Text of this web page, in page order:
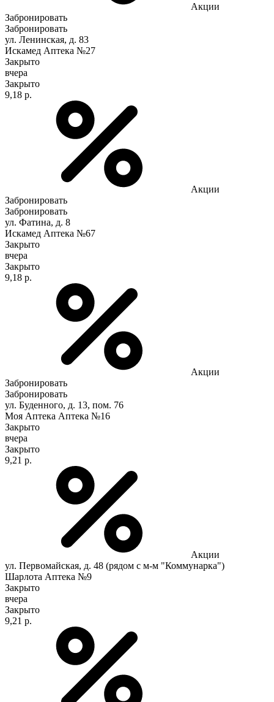
Акции
Забронировать
Забронировать
ул. Ленинская, д. 83
Искамед Аптека №27
Закрыто
вчера
Закрыто
9,18 р.
Акции
Забронировать
Забронировать
ул. Фатина, д. 8
Искамед Аптека №67
Закрыто
вчера
Закрыто
9,18 р.
Акции
Забронировать
Забронировать
ул. Буденного, д. 13, пом. 76
Моя Аптека Аптека №16
Закрыто
вчера
Закрыто
9,21 р.
Акции
ул. Первомайская, д. 48 (рядом с м-м "Коммунарка")
Шарлота Аптека №9
Закрыто
вчера
Закрыто
9,21 р.